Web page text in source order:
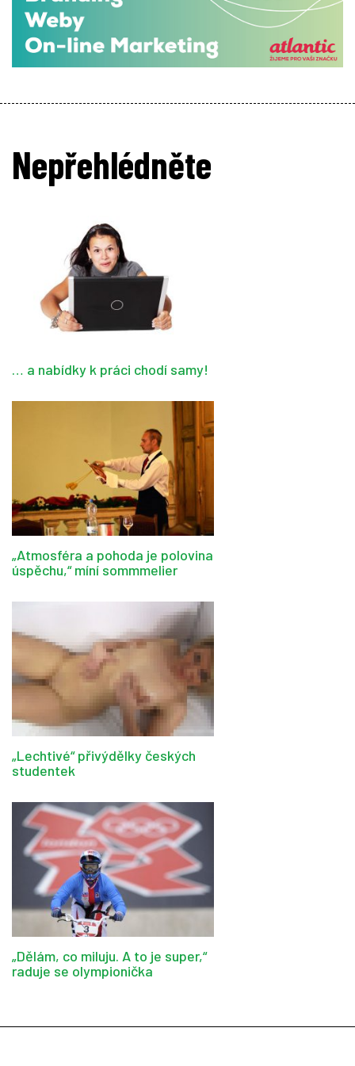
Nepřehlédněte
… a nabídky k práci chodí samy!
„Atmosféra a pohoda je polovina
úspěchu,“ míní sommmelier
„Lechtivé“ přivýdělky českých
studentek
„Dělám, co miluju. A to je super,“
raduje se olympionička